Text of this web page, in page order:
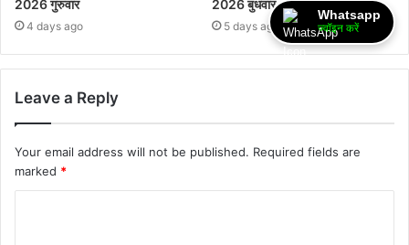
2026 गुरुवार
4 days ago
2026 बुधवार
5 days ago
Leave a Reply
Your email address will not be published. Required fields are
marked *
Whatsapp
ज्वॉइन करें